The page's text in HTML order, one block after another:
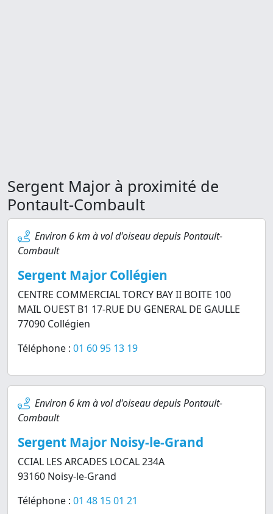
Sergent Major à proximité de
Pontault-Combault
Environ 6 km à vol d'oiseau depuis Pontault-
Combault
Sergent Major Collégien
CENTRE COMMERCIAL TORCY BAY II BOITE 100
MAIL OUEST B1 17-RUE DU GENERAL DE GAULLE
77090 Collégien
Téléphone : 01 60 95 13 19
Environ 6 km à vol d'oiseau depuis Pontault-
Combault
Sergent Major Noisy-le-Grand
CCIAL LES ARCADES LOCAL 234A
93160 Noisy-le-Grand
Téléphone : 01 48 15 01 21